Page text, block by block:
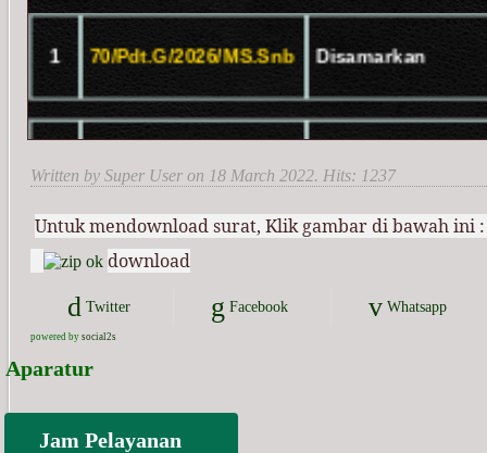
Written by Super User on 18 March 2022. Hits: 1237
Untuk mendownload surat, Klik gambar di bawah
download
Twitter Facebook Whatsapp
powered by social2s
Aparatur
Jam Pelayanan